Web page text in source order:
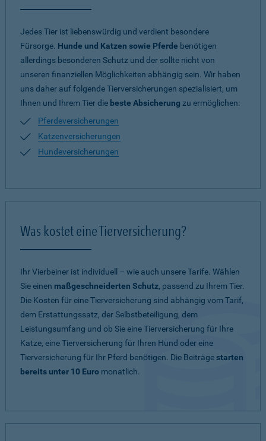
Jedes Tier ist liebenswürdig und verdient besondere
Fürsorge. Hunde und Katzen sowie Pferde benötigen
allerdings besonderen Schutz und der sollte nicht von
unseren finanziellen Möglichkeiten abhängig sein. Wir haben
uns daher auf folgende Tierversicherungen spezialisiert, um
Ihnen und Ihrem Tier die beste Absicherung zu ermöglichen:
Pferdeversicherungen
Katzenversicherungen
Hundeversicherungen
Was kostet eine Tierversicherung?
Ihr Vierbeiner ist individuell – wie auch unsere Tarife. Wählen
Sie einen maßgeschneiderten Schutz, passend zu Ihrem Tier.
Die Kosten für eine Tierversicherung sind abhängig vom Tarif,
dem Erstattungssatz, der Selbstbeteiligung, dem
Leistungsumfang und ob Sie eine Tierversicherung für Ihre
Katze, eine Tierversicherung für Ihren Hund oder eine
Tierversicherung für Ihr Pferd benötigen. Die Beiträgestarten
bereits unter 10 Euro monatlich.